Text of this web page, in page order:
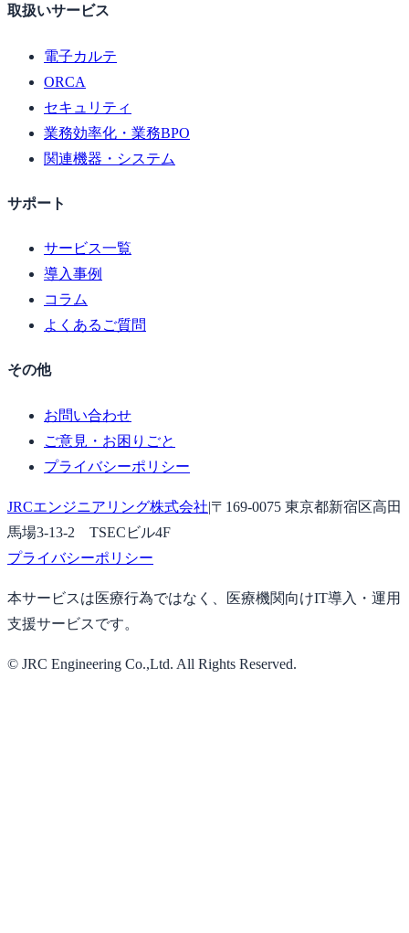
取扱いサービス
電子カルテ
ORCA
セキュリティ
業務効率化・業務BPO
関連機器・システム
サポート
サービス一覧
導入事例
コラム
よくあるご質問
その他
お問い合わせ
ご意見・お困りごと
プライバシーポリシー
JRCエンジニアリング株式会社|〒169-0075 東京都新宿区高田
馬場3-13-2 TSECビル4F
プライバシーポリシー
本サービスは医療行為ではなく、医療機関向けIT導入・運用
支援サービスです。
© JRC Engineering Co.,Ltd. All Rights Reserved.